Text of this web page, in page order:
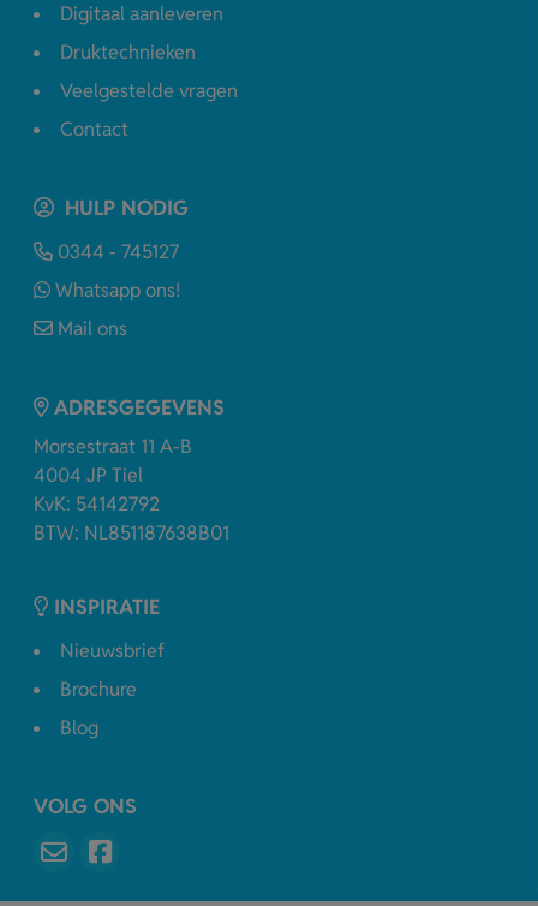
Digitaal aanleveren
Druktechnieken
Veelgestelde vragen
Contact
HULP NODIG
0344 - 745127
Whatsapp ons!
Mail ons
ADRESGEGEVENS
Morsestraat 11 A-B
4004 JP Tiel
KvK: 54142792
BTW: NL851187638B01
INSPIRATIE
Nieuwsbrief
Brochure
Blog
VOLG ONS